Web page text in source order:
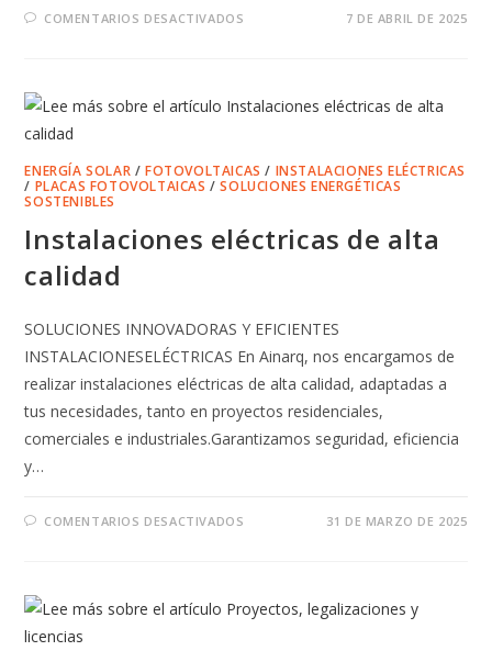
COMENTARIOS DESACTIVADOS 7 DE ABRIL DE 2025
ENERGÍA SOLAR /FOTOVOLTAICAS / INSTALACIONES ELÉCTRICAS
/ PLACAS FOTOVOLTAICAS /SOLUCIONES ENERGÉTICAS
SOSTENIBLES
Instalaciones eléctricas de alta
calidad
SOLUCIONES INNOVADORAS Y EFICIENTES
INSTALACIONESELÉCTRICAS En Ainarq, nos encargamos de
realizar instalaciones eléctricas de alta calidad, adaptadas a
tus necesidades, tanto en proyectos residenciales,
comerciales e industriales.Garantizamos seguridad, eficiencia
y…
COMENTARIOS DESACTIVADOS 31 DE MARZO DE 2025